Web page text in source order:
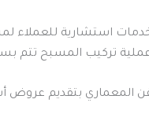
استشارية للعملاء
تركيب المسبح تتم
المعماري بتقديم عروض